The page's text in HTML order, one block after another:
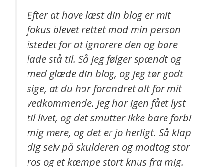
Efter at have læst din blog er mit
fokus blevet rettet mod min person
istedet for at ignorere den og bare
lade stå til. Så jeg følger spændt og
med glæde din blog, og jeg tør godt
sige, at du har forandret alt for mit
vedkommende. Jeg har igen fået lyst
til livet, og det smutter ikke bare forbi
mig mere, og det er jo herligt. Så klap
dig selv på skulderen og modtag stor
ros og et kæmpe stort knus fra mig.